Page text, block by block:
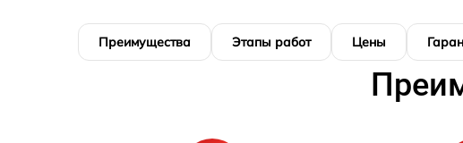
Преимущества Этапы работ Цены